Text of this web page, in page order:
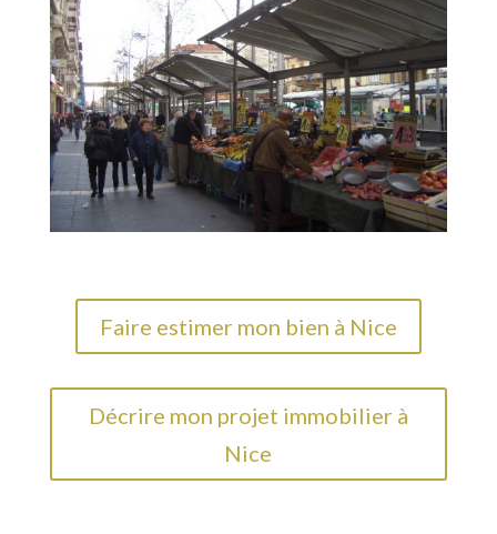
Faire estimer mon bien à Nice
Décrire mon projet immobilier à
Nice